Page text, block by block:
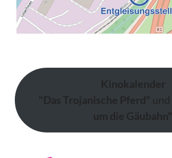
Kinokalender
"Das Trojanische Pferd" und
um die Gäubahn"